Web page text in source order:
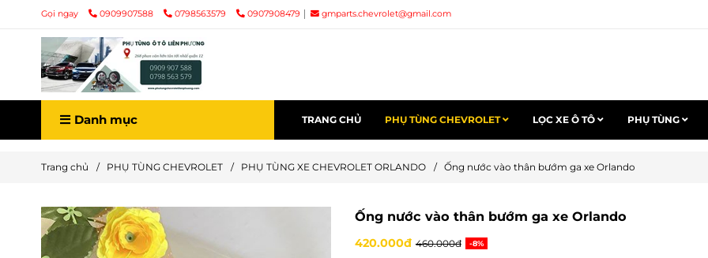
Gọi ngay 0909907588 0798563579 0907908479 gmparts.chevrolet@gmail.com
Danh mục TRANG CHỦ PHỤ TÙNG CHEVROLET LỌC XE Ô TÔ PHỤ TÙNG
Trang chủ / PHỤ TÙNG CHEVROLET / PHỤ TÙNG XE CHEVROLET ORLANDO / Ống nước vào thân bướm ga xe Orlando
Ống nước vào thân bướm ga xe Orlando
420.000đ 460.000đ -8%